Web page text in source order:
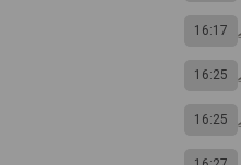
16:17
16:25
16:25